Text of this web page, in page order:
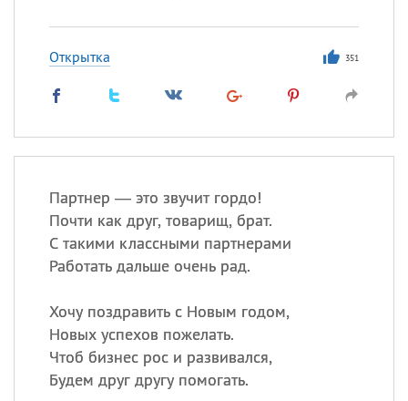
Открытка 351
Партнер — это звучит гордо!
Почти как друг, товарищ, брат.
С такими классными партнерами
Работать дальше очень рад.
Хочу поздравить с Новым годом,
Новых успехов пожелать.
Чтоб бизнес рос и развивался,
Будем друг другу помогать.